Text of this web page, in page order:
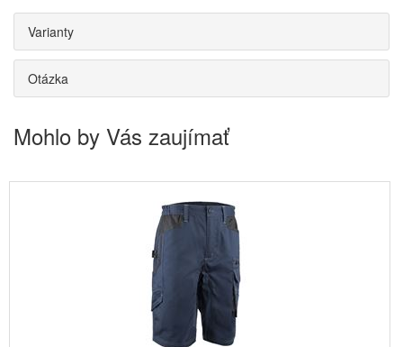
Varianty
Otázka
Mohlo by Vás zaujímať